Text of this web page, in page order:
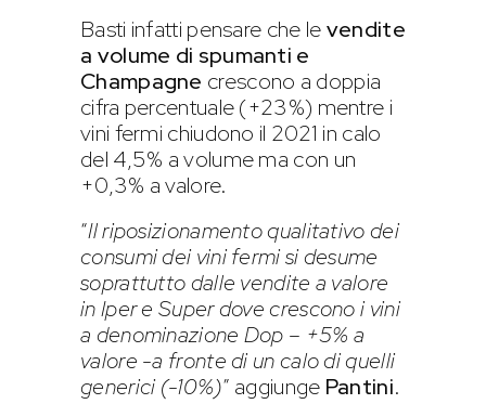
Basti infatti pensare che levendite
a volume di spumanti e
Champagne crescono a doppia
cifra percentuale (+23%) mentre i
vini fermi chiudono il 2021 in calo
del 4,5% a volume ma con un
+0,3% a valore.
“Il riposizionamento qualitativo dei
consumi dei vini fermi si desume
soprattutto dalle vendite a valore
in Iper e Super dove crescono i vini
a denominazione Dop – +5% a
valore -a fronte di un calo di quelli
generici (-10%)” aggiunge Pantini.